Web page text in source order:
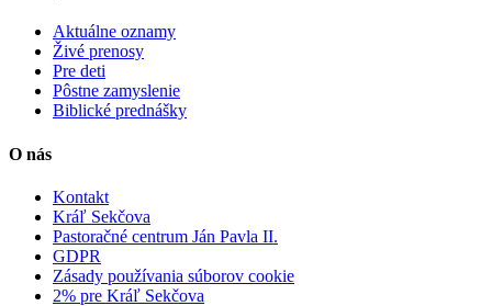
Aktuálne oznamy
Živé prenosy
Pre deti
Pôstne zamyslenie
Biblické prednášky
O nás
Kontakt
Kráľ Sekčova
Pastoračné centrum Ján Pavla II.
GDPR
Zásady používania súborov cookie
2% pre Kráľ Sekčova